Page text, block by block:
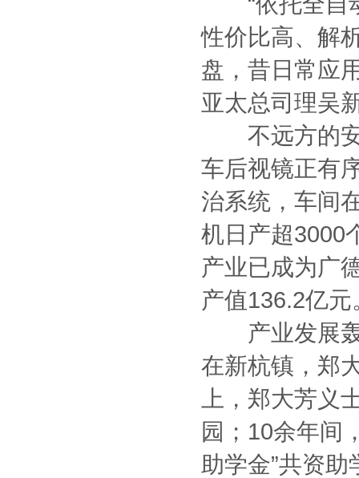
性价比高、解
盘，昔日常应
亚太总司理吴
不远方的安
车后视镜正有
治系统，车间
机日产超3000
产业已成为广
产值136.2亿元
产业发展轰
在新杭镇，郑
上，郑大芳义
园；10余年间
助学金”共资